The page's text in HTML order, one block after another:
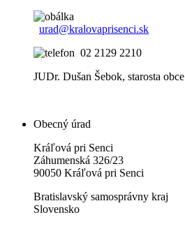
urad@kralovaprisenci.sk
02 2129 2210
JUDr. Dušan Šebok, starosta obce
Obecný úrad
Kráľová pri Senci
Záhumenská 326/23
90050 Kráľová pri Senci
Bratislavský samosprávny kraj
Slovensko